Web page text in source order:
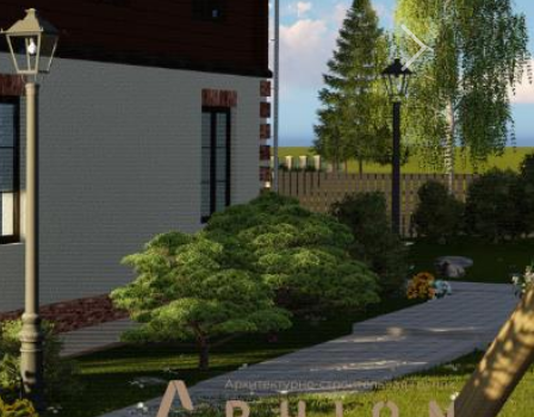
Next